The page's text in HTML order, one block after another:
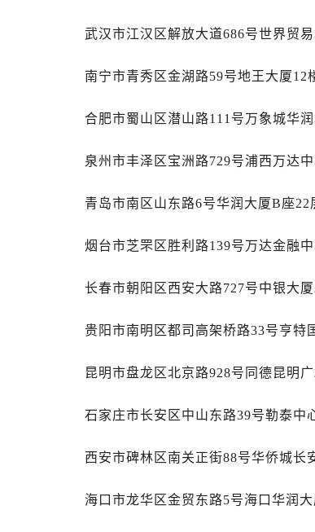
天津市和平区赤峰道136号
安徽省蚌埠市蚌山区淮河路
安徽省池州市贵池区长江路
安徽省淮北市相山区淮海路
安徽省黄山市屯溪区黄山西
安徽省马鞍山市雨山区湖南
安徽省铜陵市铜官区石城大
安徽省宣城市宣州区叠嶂西
福建省南平市建阳区人民西
福建省三明市三元区东乾二
武汉市江汉区解放大道686号世界贸
南宁市青秀区金湖路59号地王大厦12
合肥市蜀山区潜山路111号万象城华
泉州市丰泽区宝洲路729号浦西万达
青岛市南区山东路6号华润大厦B座22
烟台市芝罘区胜利路139号万达金融
长春市朝阳区西安大路727号中银大
贵阳市南明区都司高架桥路33号亨特
昆明市盘龙区北京路928号同德昆明
石家庄市长安区中山东路39号勒泰中
西安市碑林区南关正街88号华侨城长
海口市龙华区金贸东路5号海口华润